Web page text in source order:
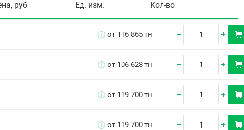
руб Ед. изм. Кол-во
от 116 865тн
от 106 628тн
от 119 700тн
от 119 700тн